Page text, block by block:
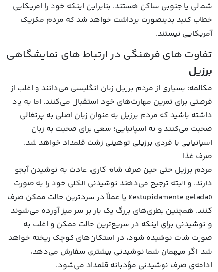
شمالی یا جنوبی ساکن هستند. بنابراین اینکه خود را امریکایی
خطاب کنید بدینصورت برداشت خواهد شد که مردم مکزیک
آمریکایی نیستند.
تفاوت‌ های فرهنگی در ارتباط‌ های نمایشگاهی
برزیل
مکالمه: بسیاری از مردم برزیل زبان انگلیسی می‌دانند و اغلب از
فرصتی برای تمرین مهارت‌های خود استقبال می‌کنند. اما به یاد
داشته باشید که مردم برزیل به عنوان زبان اصلی به پرتغالی
صحبت می‌کنند و نه اسپانیایی؛ سعی برای صحبت به زبان
اسپانیایی با فردی برزیلی توهینی زشت قلمداد خواهد شد.
صرف غذا:
مردم برزیل حتی حین صرف شام کاری، عادت به نوشیدن آبجو
دارند. و البته ترجیح می‌دهند نوشیدنی الکلی خود را به صورت
«estupidamente gelada» یا عملاً در سردترین حالت ممکن صرف
کنند. همچنین بطری‌های بزرگ یک بار بر سر میز آورده می‌شوند
و نوشیدنی برای اینکه در سریع‌ترین حالت ممکن و اغلب به
صورت شات نوشیده شود، در استکان‌های کوچک ریخته خواهد
شد. اگر میهمان شما نوشیدنی بیشتری سفارش می‌دهد،
ادامه‌ی صرف نوشیدنی مؤدبانه قلمداد می‌شود.